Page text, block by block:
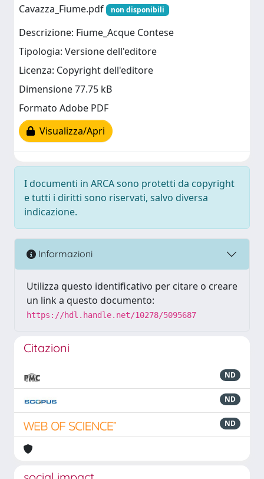
Cavazza_Fiume.pdf
non disponibili
Descrizione: Fiume_Acque Contese
Tipologia: Versione dell'editore
Licenza: Copyright dell'editore
Dimensione 77.75 kB
Formato Adobe PDF
Visualizza/Apri
I documenti in ARCA sono protetti da copyright
e tutti i diritti sono riservati, salvo diversa
indicazione.
Informazioni
Utilizza questo identificativo per citare o creare
un link a questo documento:
https://hdl.handle.net/10278/5095687
Citazioni
ND
ND
ND